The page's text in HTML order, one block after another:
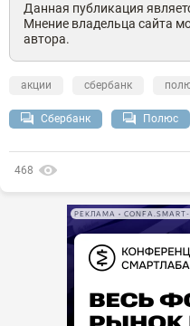
Данная публикация
Мнение владельца сайта
автора.
акции сбербанк
Сбербанк Полюс
468
РЕКЛАМА • CONFA.SMART-